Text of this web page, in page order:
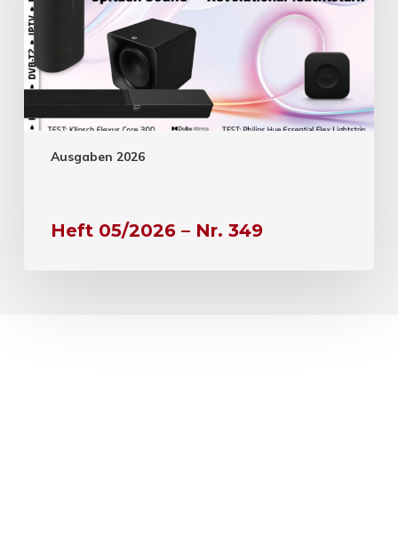
Ausgaben 2026
Heft 05/2026 – Nr. 349